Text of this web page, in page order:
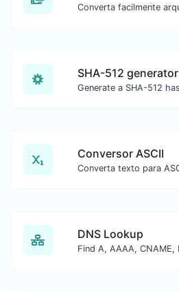
SHA-512 generator
Conversor ASCII
DNS Lookup